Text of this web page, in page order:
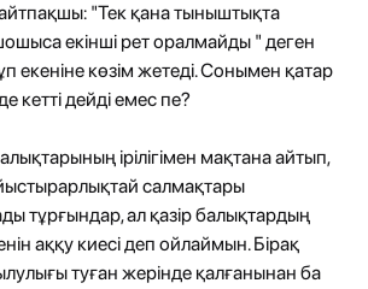
"Тек қана тыныштықта
екінші рет оралмайды " деген
екеніне көзім жетеді. Сонымен қатар
кетті дейді емес пе?
ірілігімен мақтана айтып,
салмақтары
тұрғындар, ал қазір балықтардың
аққу киесі деп ойлаймын. Бірақ
туған жерінде қалғанынан ба